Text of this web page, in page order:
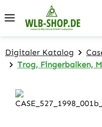
Zum Hauptinhalt springen
Digitaler Katalog
Trog, Fingerbalken,